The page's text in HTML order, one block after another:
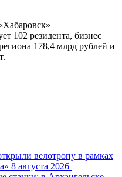
102 резидента, бизнес
178,4 млрд рублей и
велотропу в рамках
8 августа 2026